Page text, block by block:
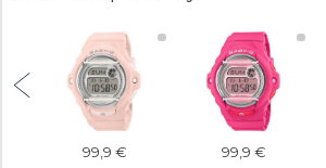
99,9 € 99,9 €